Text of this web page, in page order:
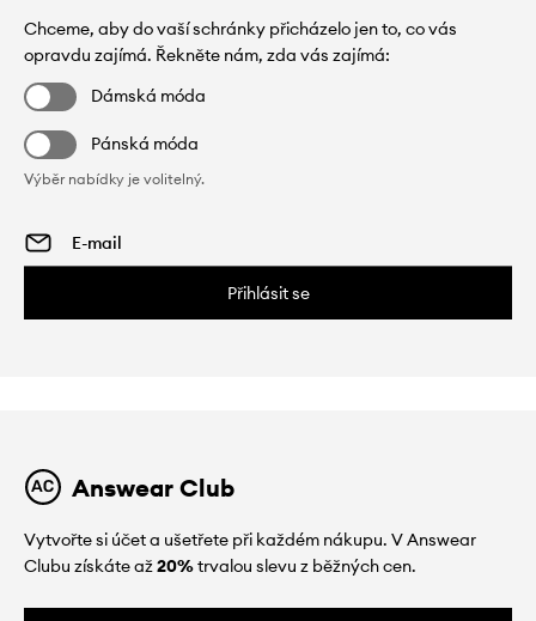
Chceme, aby do vaší schránky přicházelo jen to, co vás
opravdu zajímá. Řekněte nám, zda vás zajímá:
Dámská móda
Pánská móda
Výběr nabídky je volitelný.
Přihlásit se
Answear Club
Vytvořte si účet a ušetřete při každém nákupu. V Answear
Clubu získáte až20%trvalou slevu z běžných cen.